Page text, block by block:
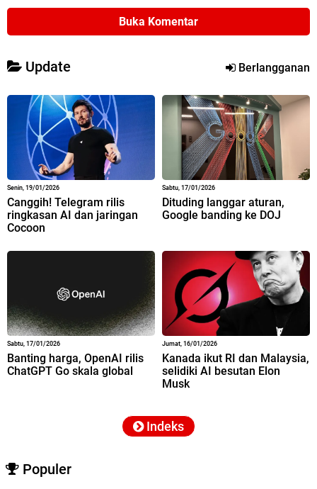
Buka Komentar
Update Berlangganan
Senin, 19/01/2026
Canggih! Telegram rilis
ringkasan AI dan jaringan
Cocoon
Sabtu, 17/01/2026
Dituding langgar aturan,
Google banding ke DOJ
Sabtu, 17/01/2026
Banting harga, OpenAI rilis
ChatGPT Go skala global
Jumat, 16/01/2026
Kanada ikut RI dan Malaysia,
selidiki AI besutan Elon
Musk
Indeks
Populer